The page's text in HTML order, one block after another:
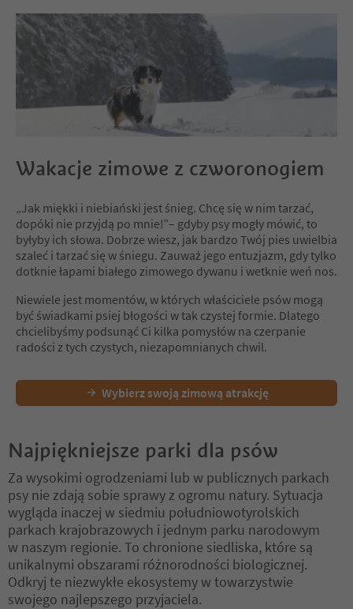
Wakacje zimowe z czworonogiem
„Jak miękki i niebiański jest śnieg. Chcę się w nim tarzać,
dopóki nie przyjdą po mnie!”– gdyby psy mogły mówić, to
byłyby ich słowa. Dobrze wiesz, jak bardzo Twój pies uwielbia
szaleć i tarzać się w śniegu. Zauważ jego entuzjazm, gdy tylko
dotknie łapami białego zimowego dywanu i wetknie weń nos.
Niewiele jest momentów, w których właściciele psów mogą
być świadkami psiej błogości w tak czystej formie. Dlatego
chcielibyśmy podsunąć Ci kilka pomysłów na czerpanie
radości z tych czystych, niezapomnianych chwil.
Wybierz swoją zimową atrakcję
Najpiękniejsze parki dla psów
Za wysokimi ogrodzeniami lub w publicznych parkach
psy nie zdają sobie sprawy z ogromu natury. Sytuacja
wygląda inaczej w siedmiu południowotyrolskich
parkach krajobrazowych i jednym parku narodowym
w naszym regionie. To chronione siedliska, które są
unikalnymi obszarami różnorodności biologicznej.
Odkryj te niezwykłe ekosystemy w towarzystwie
swojego najlepszego przyjaciela.